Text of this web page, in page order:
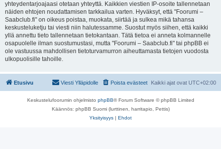
yhteydentarjoajaasi otetaan yhteyttä. Kaikkien viestien IP-osoite tallennetaan
näiden ehtojen noudattamisen tarkkailua varten. Hyväksyt, että "Foorumi –
Saabclub.fi" on oikeus poistaa, muokata, siirtää ja sulkea mikä tahansa
keskusteluketju tai viesti niin halutessamme. Suostut myös siihen, että kaikki
yllä annettu tieto tallennetaan tietokantaan. Tätä tietoa ei anneta kolmannelle
osapuolelle ilman suostumustasi, mutta "Foorumi – Saabclub.fi" tai phpBB ei
ole vastuussa mahdollisen tietoturvamurron aiheuttamasta tietojen vuodosta
ulkopuolisille tahoille.
Etusivu Kaikki ajat ovat UTC+02:00
Poista evästeet
Viesti Ylläpidolle
Keskustelufoorumin ohjelmisto phpBB® Forum Software © phpBB Limited
Käännös: phpBB Suomi (lurttinen, harritapio, Pettis)
Yksityisyys | Ehdot